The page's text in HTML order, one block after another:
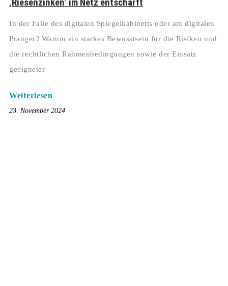
‚Riesenzinken‘ im Netz entschärft
In der Falle des digitalen Spiegelkabinetts oder am digitalen
Pranger? Warum ein starkes Bewusstsein für die Risiken und
die rechtlichen Rahmenbedingungen sowie der Einsatz
geeigneter
Weiterlesen
23. November 2024